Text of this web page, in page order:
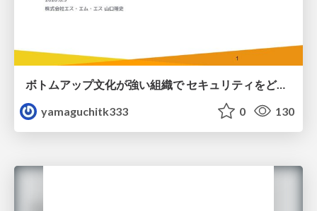
ボトムアップ文化が強い組織で セキュリティをどう根付かせていくかの現在進行形の話 / Making Security Stick in a Bottom-Up Organization
yamaguchitk333
0 130